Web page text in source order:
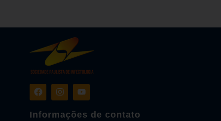
Informações de contato